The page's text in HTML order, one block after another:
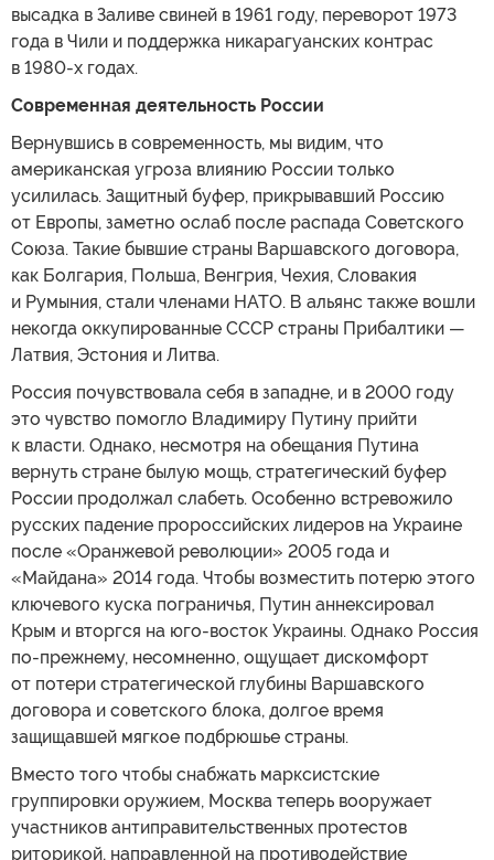
высадка в Заливе свиней в 1961 году, переворот 1973
года в Чили и поддержка никарагуанских контрас
в 1980-х годах.
Современная деятельность России
Вернувшись в современность, мы видим, что
американская угроза влиянию России только
усилилась. Защитный буфер, прикрывавший Россию
от Европы, заметно ослаб после распада Советского
Союза. Такие бывшие страны Варшавского договора,
как Болгария, Польша, Венгрия, Чехия, Словакия
и Румыния, стали членами НАТО. В альянс также вошли
некогда оккупированные СССР страны Прибалтики —
Латвия, Эстония и Литва.
Россия почувствовала себя в западне, и в 2000 году
это чувство помогло Владимиру Путину прийти
к власти. Однако, несмотря на обещания Путина
вернуть стране былую мощь, стратегический буфер
России продолжал слабеть. Особенно встревожило
русских падение пророссийских лидеров на Украине
после «Оранжевой революции» 2005 года и
«Майдана» 2014 года. Чтобы возместить потерю этого
ключевого куска пограничья, Путин аннексировал
Крым и вторгся на юго-восток Украины. Однако Россия
по-прежнему, несомненно, ощущает дискомфорт
от потери стратегической глубины Варшавского
договора и советского блока, долгое время
защищавшей мягкое подбрюшье страны.
Вместо того чтобы снабжать марксистские
группировки оружием, Москва теперь вооружает
участников антиправительственных протестов
риторикой, направленной на противодействие